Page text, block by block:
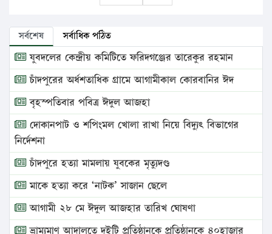
সর্বশেষ সর্বাধিক পঠিত
যুবদলের কেন্দ্রীয় কমিটিতে ফরিদগঞ্জের তারেকুর রহমান
চাঁদপুরের অর্ধশতাধিক গ্রামে আগামীকাল কোরবানির ঈদ
বৃহস্পতিবার পবিত্র ঈদুল আজহা
দোকানপাট ও শপিংমল খোলা রাখা নিয়ে বিদ্যুৎ বিভাগের
নির্দেশনা
চাঁদপুরে হত্যা মামলায় যুবকের মৃত্যুদণ্ড
মাকে হত্যা করে ‘নাটক’ সাজান ছেলে
আগামী ২৮ মে ঈদুল আজহার তারিখ ঘোষণা